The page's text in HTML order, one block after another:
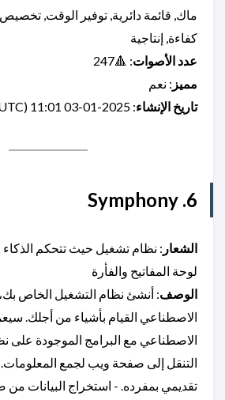
ماك, قائمة دائرية, توفير الوقت,
كفاءة, إنتاجية
عدد الأصوات: 🔺247
مميز : نعم
تاريخ الإنشاء: 2025-01-03 11:01 AM (UTC)
6. Symphony
الشعار : نظام تشغيل حيث تتحكم
لوحة المفاتيح والفأرة
الوصف: أنشئ نظام التشغيل الخاص
الاصطناعي القيام بأشياء من أجلك.
الاصطناعي مع البرامج الموجودة على
التنقل إلى صفحة ويب لجمع
تقديمي بمفرده. - استخراج البيانات